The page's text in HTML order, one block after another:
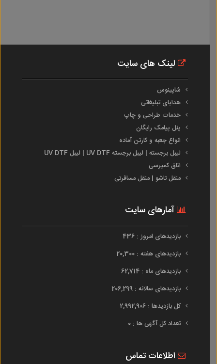
لینک های سایت
شاپینوس
هدایای تبلیغاتی
خدمات طراحی و چاپ
پنل پیامک رایگان
انواع جعبه و کارتن آماده
لیبل برجسته | لیبل برجسته UV DTF | لیبل UV DTF
اتاق کمپرسی
منقل تاشو | منقل مسافرتی
آمارهای سایت
بازدیدهای امروز : 436
بازدیدهای هفته : 20,300
بازدیدهای ماه : 62,714
بازدیدهای سالانه : 206,299
کل بازدیدها : 2,992,906
تعداد کل آگهی ها : 0
اطلاعات تماس